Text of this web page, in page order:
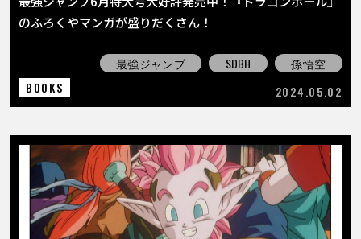
のふろくやマンガが盛りだくさん！
最強ジャンプ SDBH
孫悟空
BOOKS
2024.05.02